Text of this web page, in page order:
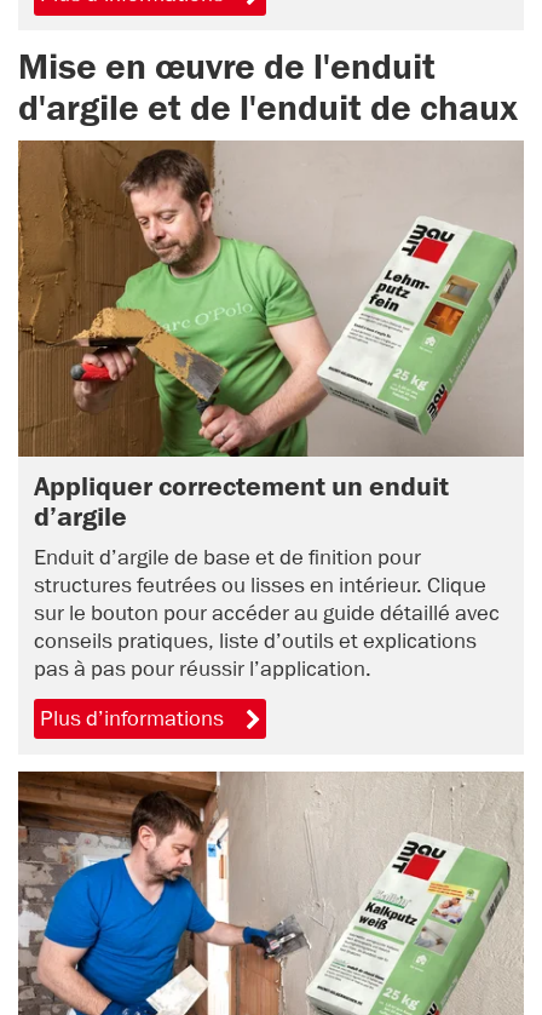
Mise en œuvre de l'enduit
d'argile et de l'enduit de chaux
Appliquer correctement un enduit
d’argile
Enduit d’argile de base et de finition pour
structures feutrées ou lisses en intérieur. Clique
sur le bouton pour accéder au guide détaillé avec
conseils pratiques, liste d’outils et explications
pas à pas pour réussir l’application.
Plus d’informations